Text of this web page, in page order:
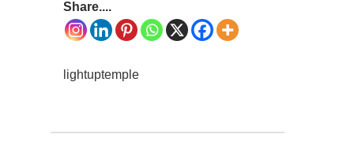
Share....
lightuptemple